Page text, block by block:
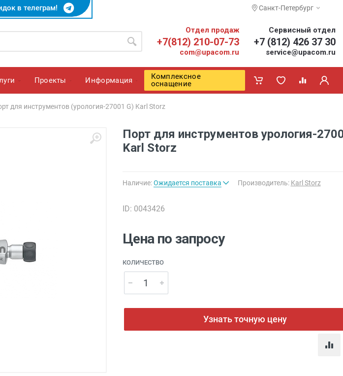
в телеграм! Санкт-Петербург
Отдел продаж
+7(812) 210-07-73
com@upacom.ru
Сервисный отдел
+7 (812) 426 37 30
service@upacom.ru
Проекты Информация
Комплексное
оснащение
для инструментов (урология-27001 G) Karl Storz
Порт для инструментов урология-
Karl Storz
Наличие:Ожидается поставка Производитель: Karl Storz
ID: 0043426
Цена по запросу
КОЛИЧЕСТВО
Узнать точную цену